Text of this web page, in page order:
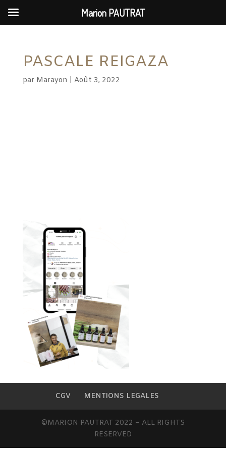
PASCALE REIGAZA
par Marayon Août 3, 2022
CGV MENTIONS LEGALES
©MARION PAUTRAT 2022 – ALL RIGHTS
RESERVED
Marion PAUTRAT